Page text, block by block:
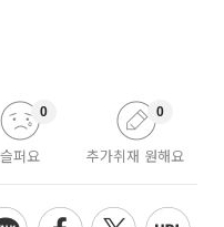
슬퍼요
0
추가취재 원해요
0